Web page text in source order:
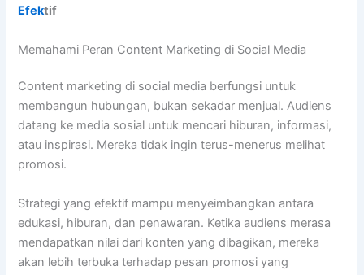
Efektif
Memahami Peran Content Marketing di Social Media
Content marketing di social media berfungsi untuk
membangun hubungan, bukan sekadar menjual. Audiens
datang ke media sosial untuk mencari hiburan, informasi,
atau inspirasi. Mereka tidak ingin terus-menerus melihat
promosi.
Strategi yang efektif mampu menyeimbangkan antara
edukasi, hiburan, dan penawaran. Ketika audiens merasa
mendapatkan nilai dari konten yang dibagikan, mereka
akan lebih terbuka terhadap pesan promosi yang